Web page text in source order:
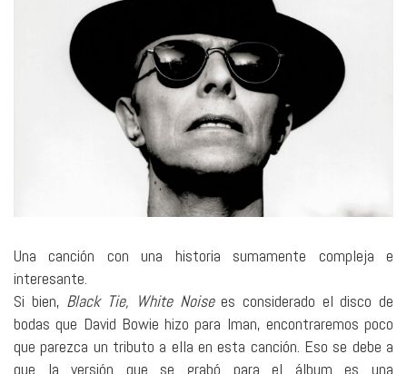
Una canción con una historia sumamente compleja e
interesante.
Si bien, Black Tie, White Noisees considerado el disco de
bodas que David Bowie hizo para Iman, encontraremos poco
que parezca un tributo a ella en esta canción. Eso se debe a
que la versión que se grabó para el álbum es una